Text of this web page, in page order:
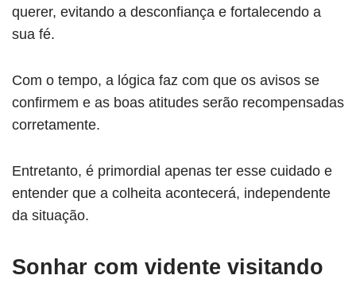
querer, evitando a desconfiança e fortalecendo a
sua fé.
Com o tempo, a lógica faz com que os avisos se
confirmem e as boas atitudes serão recompensadas
corretamente.
Entretanto, é primordial apenas ter esse cuidado e
entender que a colheita acontecerá, independente
da situação.
Sonhar com vidente visitando